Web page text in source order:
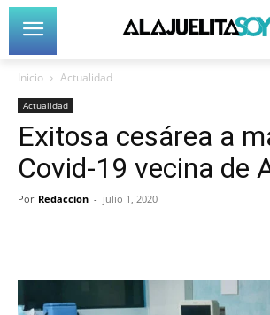
Inicio Actualidad
Actualidad
Exitosa cesárea a
Covid-19 vecina de
Por Redaccion - julio 1, 2020